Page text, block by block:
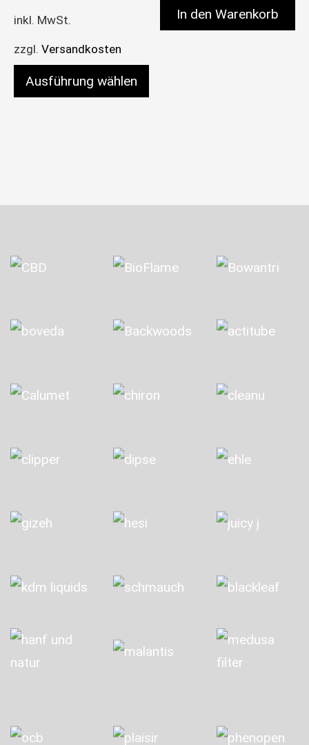
inkl. MwSt.
zzgl. Versandkosten
Ausführung wählen
In den Warenkorb